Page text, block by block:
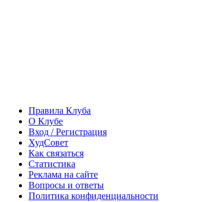
Правила Клуба
О Клубе
Вход / Регистрация
ХудСовет
Как связаться
Статистика
Реклама на сайте
Вопросы и ответы
Политика конфиденциальности